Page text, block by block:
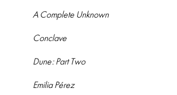
A Complete Unknown
Conclave
Dune: Part Two
Emilia Pérez